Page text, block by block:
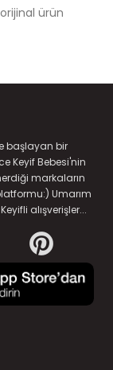
ürün
başlayan bir
Keyif Bebesi'nin
markaların
Umarım
alışverişler...